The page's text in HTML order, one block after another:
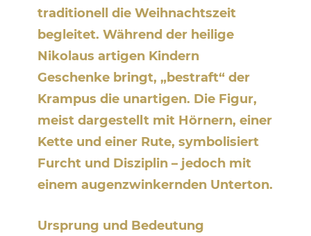
traditionell die Weihnachtszeit
begleitet. Während der heilige
Nikolaus artigen Kindern
Geschenke bringt, „bestraft“ der
Krampus die unartigen. Die Figur,
meist dargestellt mit Hörnern, einer
Kette und einer Rute, symbolisiert
Furcht und Disziplin – jedoch mit
einem augenzwinkernden Unterton.
Ursprung und Bedeutung